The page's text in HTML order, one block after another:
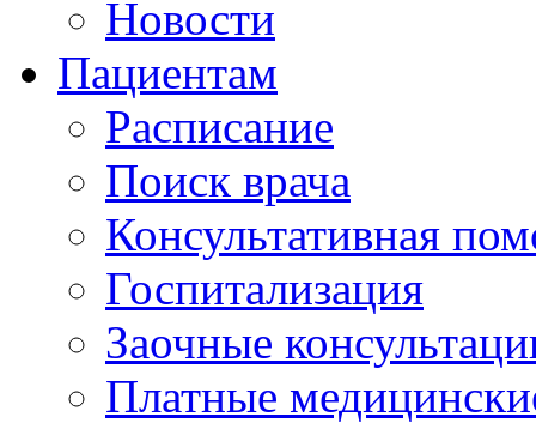
Новости
Пациентам
Расписание
Поиск врача
Консультативная
Госпитализация
Заочные
Платные